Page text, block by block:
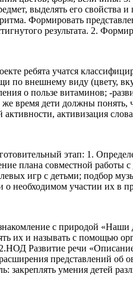
выделять его
Формировать
результата. 2.
ребята учатся
по внешнему виду (цвету,
о пользе витаминов; -
время дети должны понять,
активности, активизация
этап: 1.
плана совместной работы
игр с детьми; подбор
о необходимом участии их в
с природой «Наши
их и называть с помощью
Развитие речи
расширения представлений
закреплять умения детей